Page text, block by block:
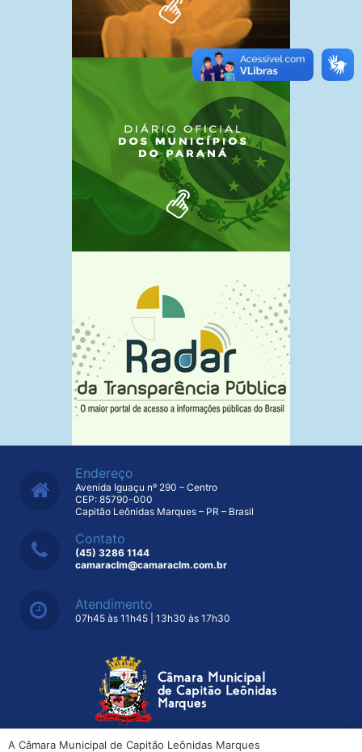
Endereço
Avenida Iguaçu nº 290 – Centro
CEP: 85790-000
Capitão Leônidas Marques – PR – Brasil
Contato
(45) 3286 1144
camaraclm@camaraclm.com.br
Atendimento
07h45 às 11h45 | 13h30 às 17h30
A Câmara Municipal de Capitão Leônidas Marques